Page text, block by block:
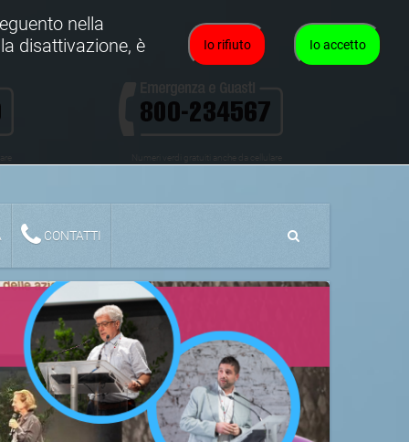
CONTATTI
Io accetto
Io rifiuto
nella
disattivazione, è